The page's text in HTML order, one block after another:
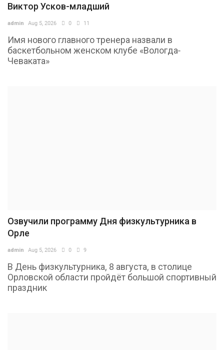
Виктор Усков-младший
admin Aug 5, 2026 0 11
Имя нового главного тренера назвали в
баскетбольном женском клубе «Вологда-
Чеваката»
Озвучили программу Дня физкультурника в
Орле
admin Aug 5, 2026 0 9
В День физкультурника, 8 августа, в столице
Орловской области пройдёт большой спортивный
праздник